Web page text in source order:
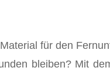
für den
bleiben? Mit